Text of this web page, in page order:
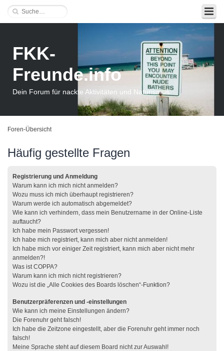
FKK-
Freunde.info
Dein Forum für nackte Aktivitäten und Naturismus
Foren-Übersicht
Häufig gestellte Fragen
Registrierung und Anmeldung
Warum kann ich mich nicht anmelden?
Wozu muss ich mich überhaupt registrieren?
Warum werde ich automatisch abgemeldet?
Wie kann ich verhindern, dass mein Benutzername in der Online-Liste
auftaucht?
Ich habe mein Passwort vergessen!
Ich habe mich registriert, kann mich aber nicht anmelden!
Ich habe mich vor einiger Zeit registriert, kann mich aber nicht mehr
anmelden?!
Was ist COPPA?
Warum kann ich mich nicht registrieren?
Wozu ist die „Alle Cookies des Boards löschen“-Funktion?
Benutzerpräferenzen und -einstellungen
Wie kann ich meine Einstellungen ändern?
Die Forenuhr geht falsch!
Ich habe die Zeitzone eingestellt, aber die Forenuhr geht immer noch
falsch!
Meine Sprache steht auf diesem Board nicht zur Auswahl!